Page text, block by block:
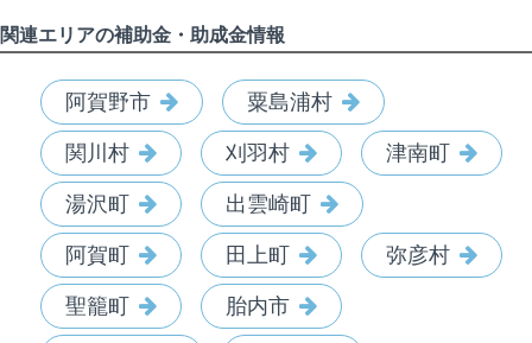
関連エリアの補助金・助成金情報
阿賀野市 粟島浦村
関川村 刈羽村 津南町
湯沢町 出雲崎町
阿賀町 田上町 弥彦村
聖籠町 胎内市